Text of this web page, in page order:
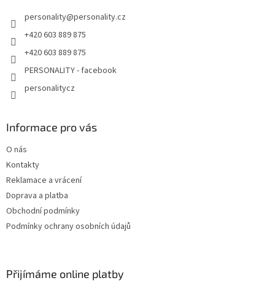
personality@personality.cz
+420 603 889 875
+420 603 889 875
PERSONALITY - facebook
personalitycz
Informace pro vás
O nás
Kontakty
Reklamace a vrácení
Doprava a platba
Obchodní podmínky
Podmínky ochrany osobních údajů
Přijímáme online platby